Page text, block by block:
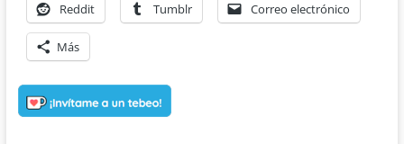
Reddit Tumblr Correo electrónico
Más